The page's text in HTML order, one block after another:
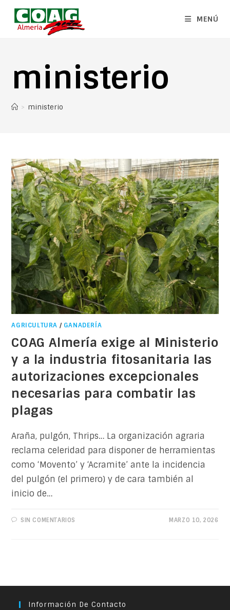
MENÚ
ministerio
> ministerio
AGRICULTURA / GANADERÍA
COAG Almería exige al Ministerio
y a la industria fitosanitaria las
autorizaciones excepcionales
necesarias para combatir las
plagas
Araña, pulgón, Thrips… La organización agraria
reclama celeridad para disponer de herramientas
como ‘Movento’ y ‘Acramite’ ante la incidencia
del pulgón (el primero) y de cara también al
inicio de…
SIN COMENTARIOS MARZO 10, 2026
Información De Contacto